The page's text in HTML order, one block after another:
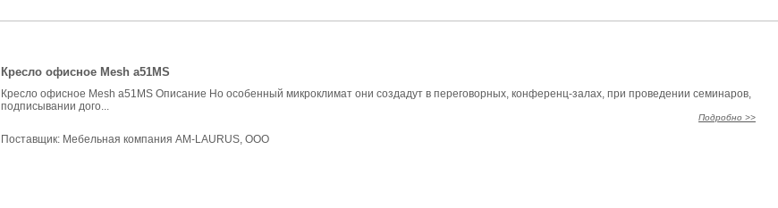
Кресло офисное Mesh a51MS
Кресло офисное Mesh a51MS Описание Но особенный микроклимат они создадут в переговорных, конференц-залах, при проведении семинаров,
подписывании дого...
Подробно >>
Поставщик: Мебельная компания AM-LAURUS, ООО